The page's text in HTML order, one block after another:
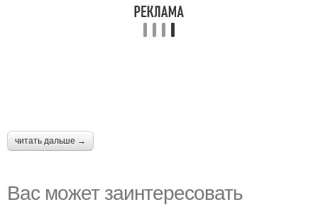
читать дальше →
Вас может заинтересовать